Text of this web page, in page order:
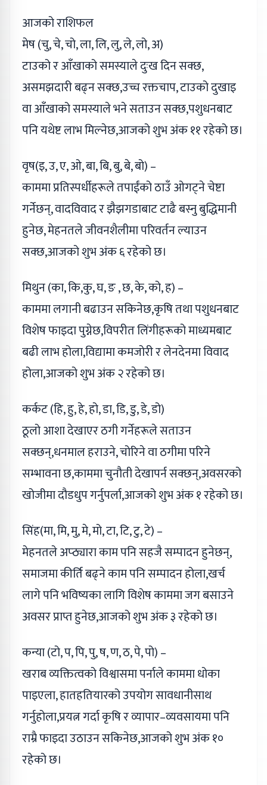
आजको राशिफल
मेष (चु, चे, चो, ला, लि, लु, ले, लो, अ)
टाउको र आँखाको समस्याले दुःख दिन सक्छ,
असमझदारी बढ्न सक्छ,उच्च रक्तचाप, टाउको दुखाइ
वा आँखाको समस्याले भने सताउन सक्छ,पशुधनबाट
पनि यथेष्ट लाभ मिल्नेछ,आजको शुभ अंक ११ रहेको छ।
वृष(इ, उ, ए, ओ, बा, बि, बु, बे, बो) –
काममा प्रतिस्पर्धीहरूले तपाईंको ठाउँ ओगट्ने चेष्टा
गर्नेछन्, वादविवाद र झैझगडाबाट टाढै बस्नु बुद्धिमानी
हुनेछ, मेहनतले जीवनशैलीमा परिवर्तन ल्याउन
सक्छ,आजको शुभ अंक ६ रहेको छ।
मिथुन (का, कि,कु, घ, ङ , छ, के, को, ह) –
काममा लगानी बढाउन सकिनेछ,कृषि तथा पशुधनबाट
विशेष फाइदा पुग्नेछ,विपरीत लिंगीहरूको माध्यमबाट
बढी लाभ होला,विद्यामा कमजोरी र लेनदेनमा विवाद
होला,आजको शुभ अंक २ रहेको छ।
कर्कट (हि, हु, हे, हो, डा, डि, डु, डे, डो)
ठूलो आशा देखाएर ठगी गर्नेहरूले सताउन
सक्छन्,धनमाल हराउने, चोरिने वा ठगीमा परिने
सम्भावना छ,काममा चुनौती देखापर्न सक्छन्,अवसरको
खोजीमा दौडधुप गर्नुपर्ला,आजको शुभ अंक १ रहेको छ।
सिंह(मा, मि, मु, मे, मो, टा, टि, टु, टे) –
मेहनतले अप्ठ्यारा काम पनि सहजै सम्पादन हुनेछन्,
समाजमा कीर्ति बढ्ने काम पनि सम्पादन होला,खर्च
लागे पनि भविष्यका लागि विशेष काममा जग बसाउने
अवसर प्राप्त हुनेछ,आजको शुभ अंक ३ रहेको छ।
कन्या (टो, प, पि, पु, ष, ण, ठ, पे, पो) –
खराब व्यक्तित्वको विश्वासमा पर्नाले काममा धोका
पाइएला, हातहतियारको उपयोग सावधानीसाथ
गर्नुहोला,प्रयत्न गर्दा कृषि र व्यापार–व्यवसायमा पनि
राम्रै फाइदा उठाउन सकिनेछ,आजको शुभ अंक १०
रहेको छ।